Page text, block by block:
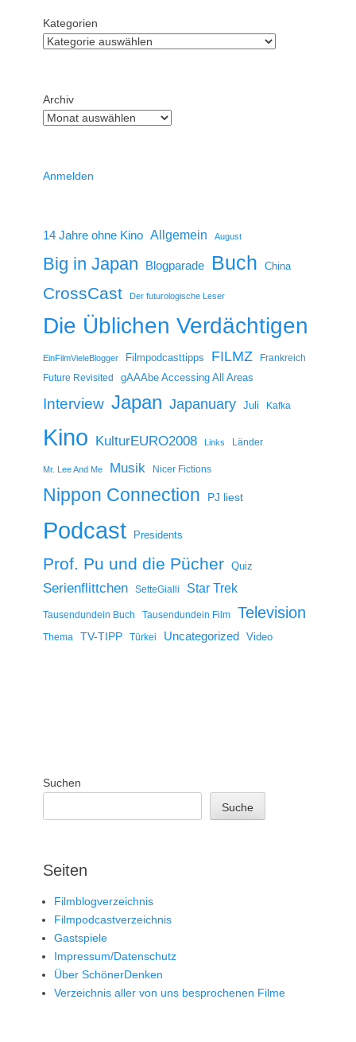
Kategorien
Archiv
Anmelden
14 Jahre ohne Kino Allgemein August
Big in Japan Blogparade Buch China
CrossCast Der futurologische Leser
Die Üblichen Verdächtigen
EinFilmVieleBlogger Filmpodcasttipps FILMZ
Frankreich
Future Revisited
gAAAbe Accessing All Areas
Interview Japan Japanuary Juli Kafka
Kino KulturEURO2008 Links Länder
Mr. Lee And Me Musik Nicer Fictions
Nippon Connection PJ liest
Podcast Presidents
Prof. Pu und die Pücher Quiz
Serienflittchen SetteGialli Star Trek
Tausendundein Buch Tausendundein Film Television
Thema TV-TIPP Türkei Uncategorized Video
Suchen
Suche
Seiten
Filmblogverzeichnis
Filmpodcastverzeichnis
Gastspiele
Impressum/Datenschutz
Über SchönerDenken
Verzeichnis aller von uns besprochenen Filme